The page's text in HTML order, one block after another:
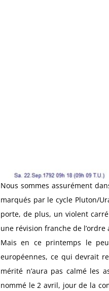
Nous sommes assurément
marqués par le cycle Pluton/
porte, de plus, un violent
une révision franche de l’ordre
Mais en ce printemps le
européennes, ce qui devrait
mérité n’aura pas calmé les
nommé le 2 avril, jour de la